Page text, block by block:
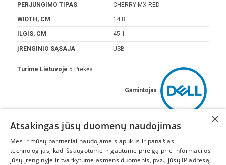
PERJUNGIMO TIPAS CHERRY MX RED
WIDTH, CM 14.8
ILGIS, CM 45.1
ĮRENGINIO SĄSAJA USB
Gamintojas
Turime Lietuvoje 5 Prekės
×
Atsakingas jūsų duomenų naudojimas
Mes ir mūsų partneriai naudojame slapukus ir panašias
technologijas, kad išsaugotume ir gautume prieigą prie informacijos
jūsų įrenginyje ir tvarkytume asmens duomenis, pvz., jūsų IP adresą,